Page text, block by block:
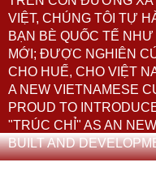
VIỆT, CHÚNG TÔI TỰ
BẠN BÈ QUỐC TẾ
MỚI; ĐƯỢC NGHIÊN
CHO HUẾ, CHO VIỆT
A NEW VIETNAMESE
PROUD TO
"TRÚC CHỈ" AS AN
BUILT AND